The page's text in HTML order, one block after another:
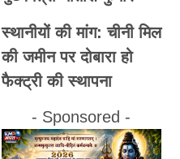
स्थानीयों की मांग: चीनी मिल
की जमीन पर दोबारा हो
फैक्ट्री की स्थापना
- Sponsored -